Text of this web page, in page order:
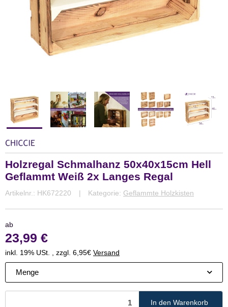
Holzregal Schmalhanz 50x40x15cm Hell
Geflammt Weiß 2x Langes Regal
Artikelnr.: HK672220 Kategorie: Geflammte Holzkisten
ab
23,99 €
inkl. 19% USt. , zzgl. 6,95€ Versand
Menge
In den Warenkorb